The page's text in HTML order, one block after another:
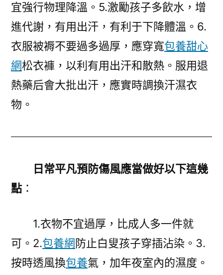
宜強行物理降溫。5.激勵孩子多飲水，增
進代謝，有用出汗，有利于下降體溫。6.
衣服被褥不要過多過厚，應穿寬包養甜心
網松衣褲，以利有用出汗和散熱。服用退
熱藥后會大批出汗，應實時調換汗濕衣
物。
日常平凡預防傷風應當做好以下這幾
點 ：
1.衣物不宜過厚，比成人多一件就
可。2.包養網防止白叟孩子穿插沾染。3.
按時透風換包養氣，加年夜室內的濕度。